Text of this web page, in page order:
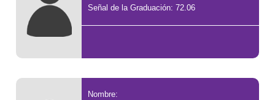
Señal de la Graduación: 72.06
Nombre: